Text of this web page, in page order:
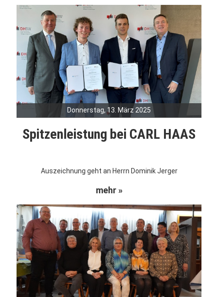
Donnerstag, 13. März 2025
Spitzenleistung bei CARL HAAS
Auszeichnung geht an Herrn Dominik Jerger
mehr »